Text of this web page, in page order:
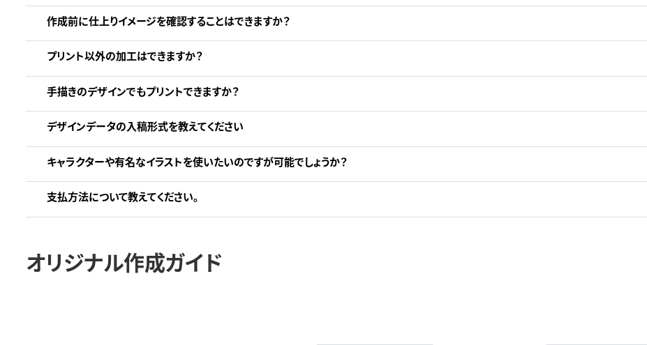
作成前に仕上りイメージを確認することはできますか？
プリント以外の加工はできますか？
手描きのデザインでもプリントできますか？
デザインデータの入稿形式を教えてください
キャラクターや有名なイラストを使いたいのですが可能でしょうか？
支払方法について教えてください。
オリジナル作成ガイド